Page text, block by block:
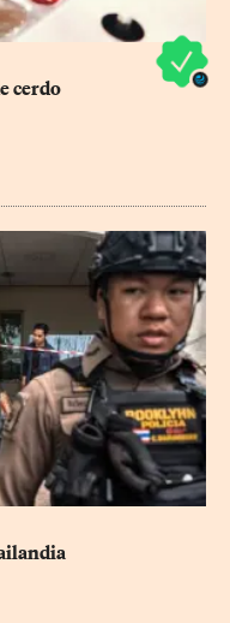
cerdo